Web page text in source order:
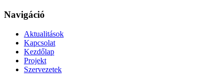
Navigáció
Aktualitások
Kapcsolat
Kezdőlap
Projekt
Szervezetek